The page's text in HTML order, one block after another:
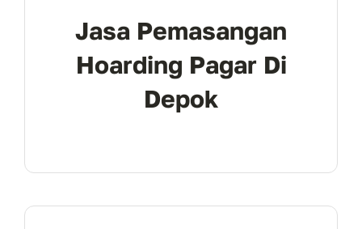
Jasa Pemasangan
Hoarding Pagar Di
Depok